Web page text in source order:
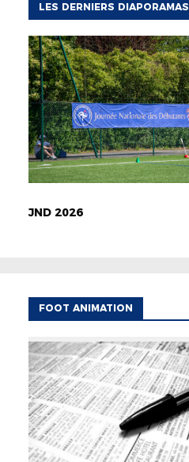
LES DERNIERS DIAPORAMAS
JND 2026
FOOT ANIMATION